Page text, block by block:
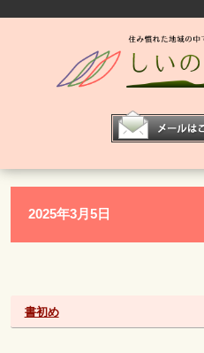
2025年3月5日
書初め